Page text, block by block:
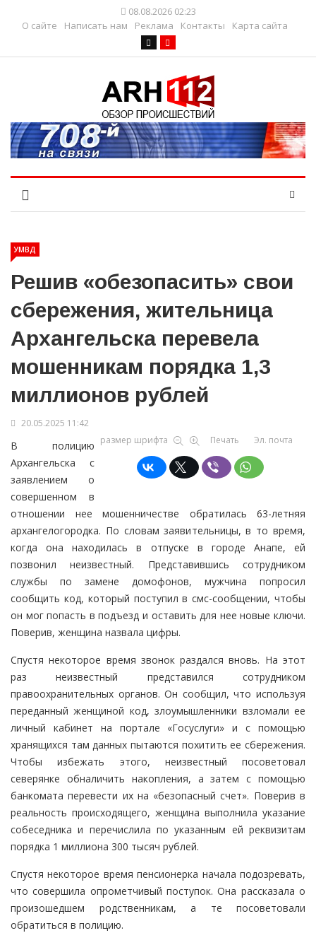
08.08.2026 02:23
О сайте
Написать нам Реклама Контакты Карта сайта
УМВД
Решив «обезопасить» свои
сбережения, жительница
Архангельска перевела
мошенникам порядка 1,3
миллионов рублей
20.05.2025 11:42
размер шрифта
Печать Эл. почта
В полицию
Архангельска с
заявлением о
совершенном в
отношении нее мошенничестве обратилась 63-летняя
архангелогородка. По словам заявительницы, в то время,
когда она находилась в отпуске в городе Анапе, ей
позвонил неизвестный. Представившись сотрудником
службы по замене домофонов, мужчина попросил
сообщить код, который поступил в смс-сообщении, чтобы
он мог попасть в подъезд и оставить для нее новые ключи.
Поверив, женщина назвала цифры.
Спустя некоторое время звонок раздался вновь. На этот
раз неизвестный представился сотрудником
правоохранительных органов. Он сообщил, что используя
переданный женщиной код, злоумышленники взломали ее
личный кабинет на портале «Госуслуги» и с помощью
хранящихся там данных пытаются похитить ее сбережения.
Чтобы избежать этого, неизвестный посоветовал
северянке обналичить накопления, а затем с помощью
банкомата перевести их на «безопасный счет». Поверив в
реальность происходящего, женщина выполнила указание
собеседника и перечислила по указанным ей реквизитам
порядка 1 миллиона 300 тысяч рублей.
Спустя некоторое время пенсионерка начала подозревать,
что совершила опрометчивый поступок. Она рассказала о
произошедшем родственникам, а те посоветовали
обратиться в полицию.